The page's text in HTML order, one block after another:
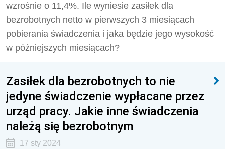
wzrośnie o 11,4%. Ile wyniesie zasiłek dla
bezrobotnych netto w pierwszych 3 miesiącach
pobierania świadczenia i jaka będzie jego wysokość
w późniejszych miesiącach?
Zasiłek dla bezrobotnych to nie
jedyne świadczenie wypłacane przez
urząd pracy. Jakie inne świadczenia
należą się bezrobotnym
17 sty 2024